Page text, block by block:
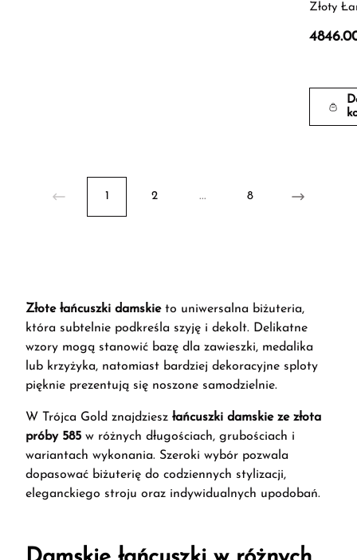
Złoty
1 2 ... 8
Złote łańcuszki damskieto uniwersalna biżuteria,
która subtelnie podkreśla szyję i dekolt. Delikatne
wzory mogą stanowić bazę dla zawieszki, medalika
lub krzyżyka, natomiast bardziej dekoracyjne sploty
pięknie prezentują się noszone samodzielnie.
W Trójca Gold znajdziesz łańcuszki damskie ze złota
próby 585 w różnych długościach, grubościach i
wariantach wykonania. Szeroki wybór pozwala
dopasować biżuterię do codziennych stylizacji,
eleganckiego stroju oraz indywidualnych upodobań.